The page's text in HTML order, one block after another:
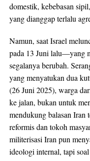
domestik, kebebasan
yang dianggap terlalu
Namun, saat Israel
pada 13 Juni lalu—yang
segalanya berubah.
yang menyatukan dua
(26 Juni 2025), warga
ke jalan, bukan untuk
mendukung balasan Iran
reformis dan tokoh
militerisasi Iran pun
ideologi internal, tapi